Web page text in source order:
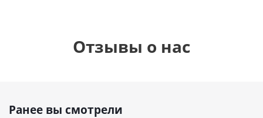
Отзывы о нас
Ранее вы смотрели